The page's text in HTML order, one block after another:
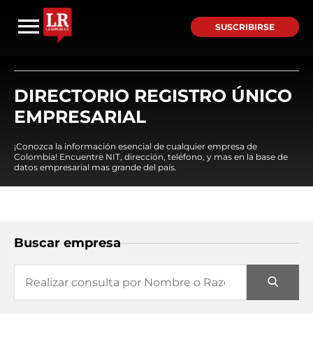
SUSCRIBIRSE
DIRECTORIO REGISTRO ÚNICO
EMPRESARIAL
¡Conozca la información esencial de cualquier empresa de
Colombia! Encuentre NIT, dirección, teléfono, y mas en la base de
datos empresarial mas grande del país.
Buscar empresa